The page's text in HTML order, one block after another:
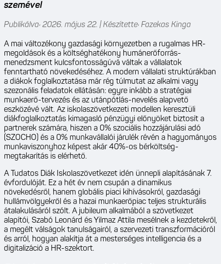
szemével
Publikálva: 2026. május 22. | Készítette: Fazekas Kinga
A mai változékony gazdasági környezetben a rugalmas HR-
megoldások és a költséghatékony humánerőforrás-
menedzsment kulcsfontosságúvá váltak a vállalatok
fenntartható növekedéséhez. A modern vállalati struktúrákban
a diákok foglalkoztatása már rég túlmutat az alkalmi vagy
szezonális feladatok ellátásán: egyre inkább a stratégiai
munkaerő-tervezés és az utánpótlás-nevelés alapvető
eszközévé vált. Az iskolaszövetkezeti modellen keresztüli
diákfoglalkoztatás kimagasló pénzügyi előnyöket biztosít a
partnerek számára, hiszen a 0% szociális hozzájárulási adó
(SZOCHO) és a 0% munkavállalói járulék révén a hagyományos
munkaviszonyhoz képest akár 40%-os bérköltség-
megtakarítás is elérhető.
A Tudatos Diák Iskolaszövetkezet idén ünnepli alapításának 7.
évfordulóját. Ez a hét év nem csupán a dinamikus
növekedésről, hanem globális piaci kihívásokról, gazdasági
hullámvölgyekről és a hazai munkaerőpiac teljes strukturális
átalakulásáról szólt. A jubileum alkalmából a szövetkezet
alapítói, Szabó Leonárd és Yilmaz Attila mesélnek a kezdetekről,
a megélt válságok tanulságairól, a szervezeti transzformációról
és arról, hogyan alakítja át a mesterséges intelligencia és a
digitalizáció a HR-szektort.